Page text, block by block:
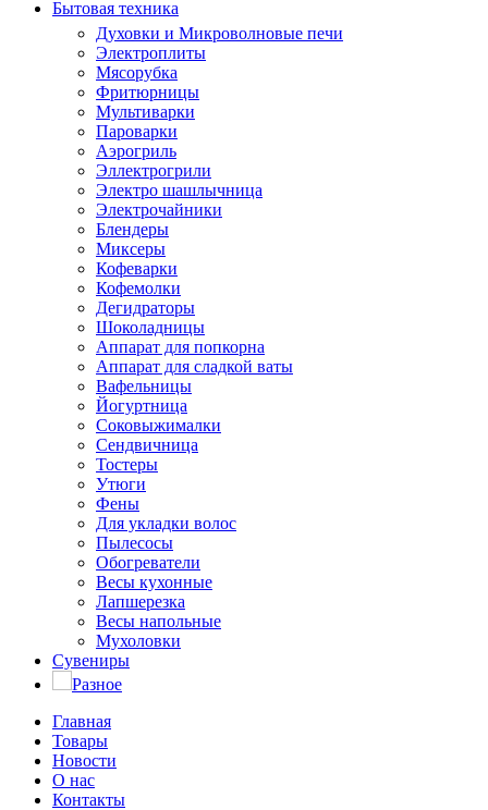
Бытовая техника
Духовки и Микроволновые печи
Электроплиты
Мясорубка
Фритюрницы
Мультиварки
Пароварки
Аэрогриль
Эллектрогрили
Электро шашлычница
Электрочайники
Блендеры
Миксеры
Кофеварки
Кофемолки
Дегидраторы
Шоколадницы
Аппарат для попкорна
Аппарат для сладкой ваты
Вафельницы
Йогуртница
Соковыжималки
Сендвичница
Тостеры
Утюги
Фены
Для укладки волос
Пылесосы
Обогреватели
Весы кухонные
Лапшерезка
Весы напольные
Мухоловки
Сувениры
Разное
Главная
Товары
Новости
О нас
Контакты